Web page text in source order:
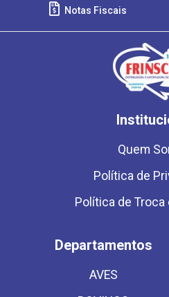
Notas Fiscais
Quem
Política de
Política de Troca
Departamentos
AVES